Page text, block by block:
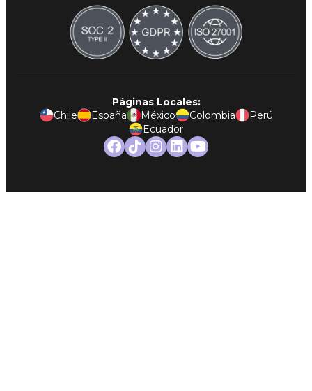
Páginas Locales:
Chile
España México Colombia
Perú
Ecuador